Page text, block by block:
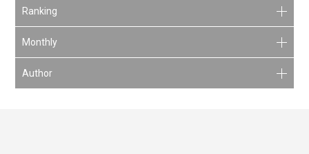
Ranking
Monthly
Author